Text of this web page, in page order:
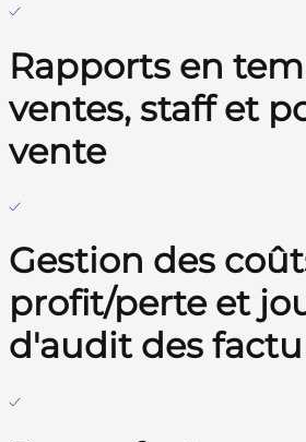
Rapports en
ventes, staff et
vente
Gestion des
profit/perte et
d'audit des